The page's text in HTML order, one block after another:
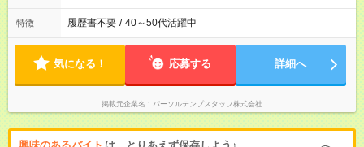
特徴 履歴書不要 / 40～50代活躍中
気になる！ 応募する 詳細へ
掲載元企業名 パーソルテンプスタッフ株式会社